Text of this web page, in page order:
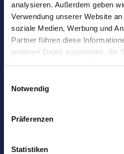
analysieren. Außerdem geben
Verwendung unserer Website
soziale Medien, Werbung und
Partner führen diese
weiteren Daten zusammen, die
Notwendig
Präferenzen
Statistiken